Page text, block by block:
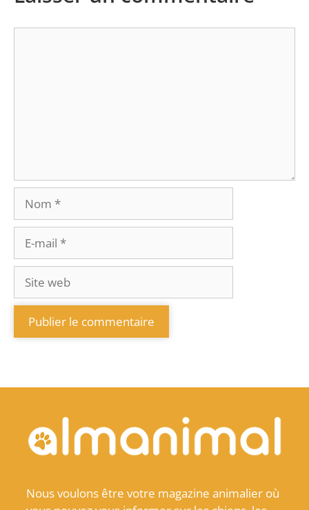
Nous voulons être votre magazine animalier où